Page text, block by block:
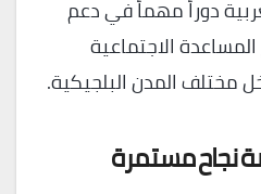
دوراً مهماً في دعم
الاجتماعية
مختلف المدن البلجيكية.
نجاح مستمرة